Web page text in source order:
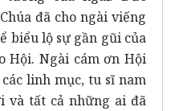
đã cho ngài viếng
biểu lộ sự gần gũi của
Hội. Ngài cám ơn Hội
linh mục, tu sĩ nam
và tất cả những ai đã